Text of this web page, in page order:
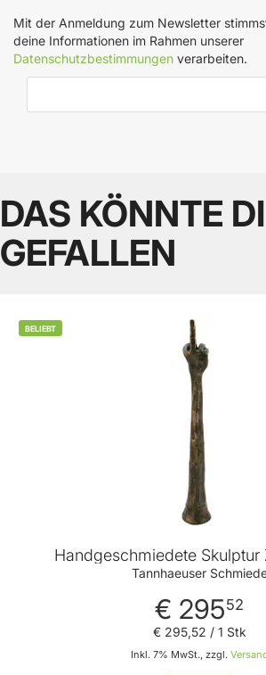
Mit der Anmeldung zum Newsletter
deine Informationen im Rahmen unserer
Datenschutzbestimmungen verarbeiten.
DAS KÖNNTE
GEFALLEN
BELIEBT
Handgeschmiedete Skulptur
Tannhaeuser
€ 29552
Inkl. 7% MwSt., zzgl.
€ 295,52 / 1 Stk